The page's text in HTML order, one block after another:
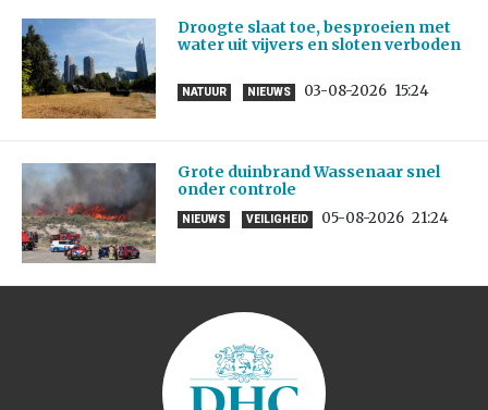
Droogte slaat toe, besproeien met
water uit vijvers en sloten verboden
NATUUR NIEUWS 03-08-2026 15:24
Grote duinbrand Wassenaar snel
onder controle
NIEUWS VEILIGHEID 05-08-2026 21:24